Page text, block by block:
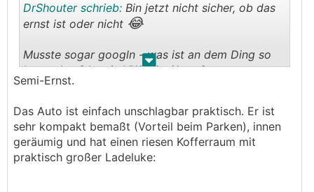
. .
DrShouter schrieb: Bin jetzt nicht sicher, ob das
ernst ist oder nicht 😂
Musste sogar googln - was ist an dem Ding so
besonders? Ist ein VW Bora/Jetta?
Semi-Ernst.
Das Auto ist einfach unschlagbar praktisch. Er ist
sehr kompakt bemaßt (Vorteil beim Parken), innen
geräumig und hat einen riesen Kofferraum mit
praktisch großer Ladeluke: